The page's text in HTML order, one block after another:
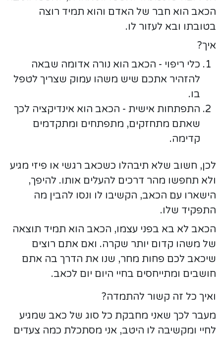
הכאב הוא חבר של האדם והוא תמיד רוצה
בטובתו ובא לעזור לו.
איך?
כלי ריפוי - הכאב הוא נורה אדומה שבאה
להזהיר אתכם שיש משהו עמוק שצריך לטפל
בו.
התפתחות אישית - הכאב הוא אינדיקציה לכך
שאתם מתחזקים, מתפתחים ומתקדמים
קדימה.
לכן, חשוב שלא תיבהלו כשכאב רגשי או פיזי מגיע
ולא תחפשו מהר דרכים להעלים אותו. להיפך,
הישארו עם הכאב, הקשיבו לו ונסו להבין מה
התפקיד שלו.
הכאב לא בא בפני עצמו, הכאב הוא תמיד תוצאה
של משהו קדום יותר שקרה. ואם אתם רוצים
שיכאב לכם פחות מחר, שנו את הדרך בה אתם
חושבים ומתייחסים בחיי היום יום לכאב.
ואיך כל זה קשור להתמדה?
מעבר לכך שאני מחבקת כל סוג של כאב שמגיע
לחיי ומקשיבה לו היטב, אני מסתכלת כמה צעדים